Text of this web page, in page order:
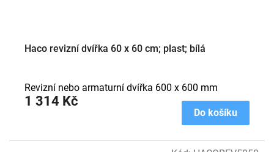
Haco revizní dvířka 60 x 60 cm; plast; bílá
1 314 Kč
Do košíku
Revizní nebo armaturní dvířka 600 x 600 mm